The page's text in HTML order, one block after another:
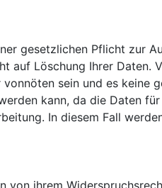
gesetzlichen Pflicht zur
auf Löschung Ihrer Daten.
sein und es keine
kann, da die Daten
In diesem Fall
von ihrem